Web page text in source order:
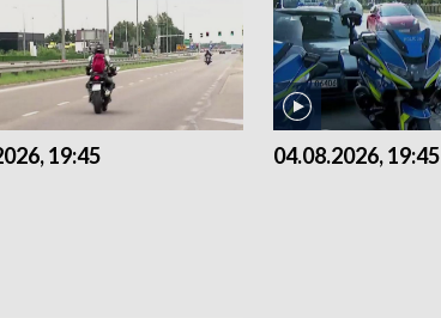
19:45 04.08.2026, 19:45